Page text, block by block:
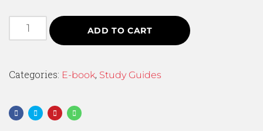
ADD TO CART
Categories: E-book, Study Guides